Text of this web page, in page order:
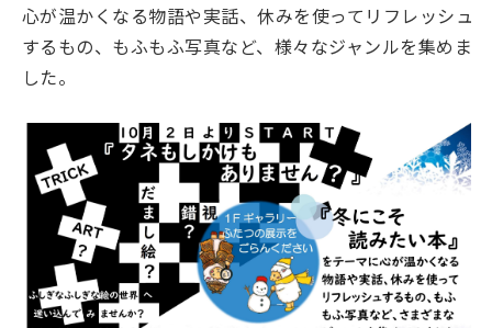
心が温かくなる物語や実話、休みを使ってリフレッシュ
するもの、もふもふ写真など、様々なジャンルを集めま
した。